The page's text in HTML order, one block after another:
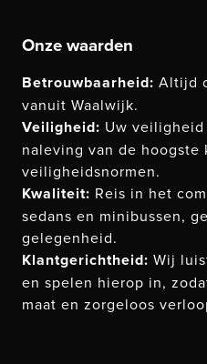
Onze waarden
Betrouwbaarheid: Altijd
vanuit Waalwijk.
Veiligheid: Uw
naleving van de hoogste
veiligheidsnormen.
Kwaliteit: Reis in het
sedans en minibussen,
gelegenheid.
Klantgerichtheid: Wij
en spelen hierop in,
maat en zorgeloos